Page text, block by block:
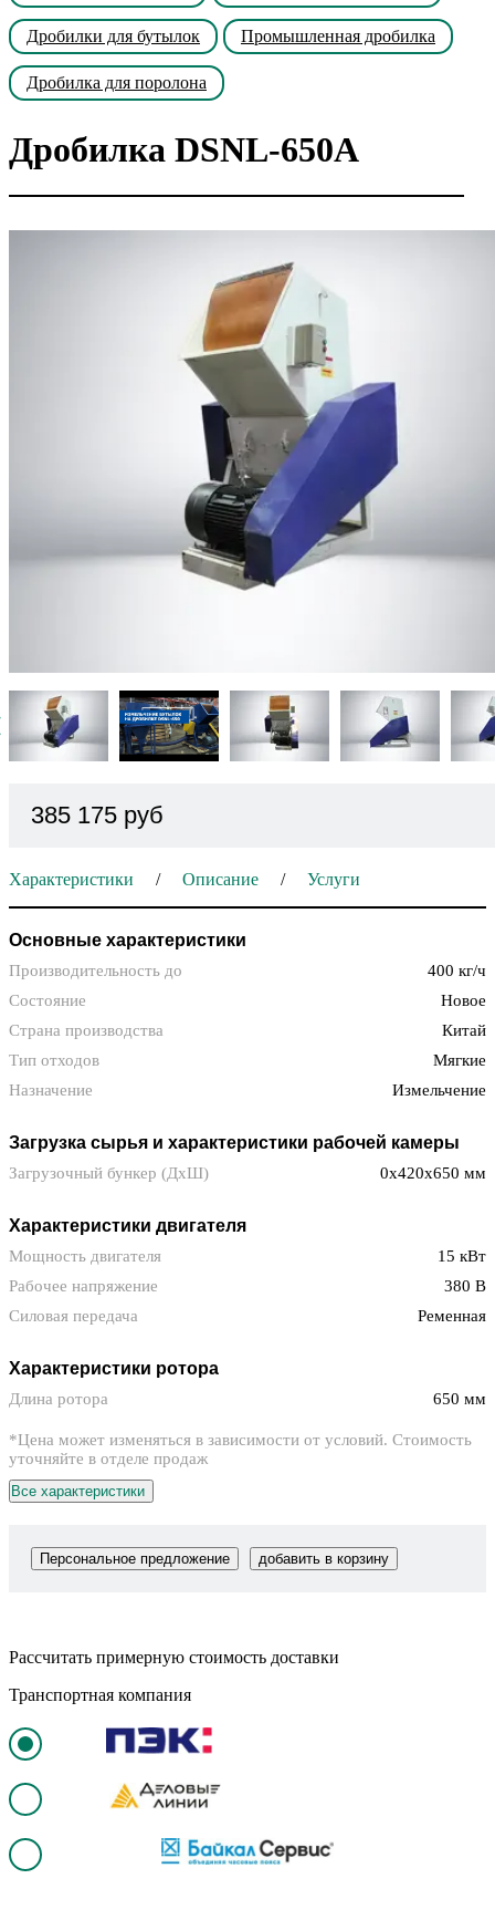
Дробилки для бутылок Промышленная дробилка
Дробилка для поролона
Дробилка DSNL-650A
385 175 руб
Характеристики Описание Услуги
Основные характеристики
Производительность до
400 кг/ч
Состояние
Новое
Страна производства
Китай
Тип отходов
Мягкие
Назначение
Измельчение
Загрузка сырья и характеристики рабочей камеры
Загрузочный бункер (ДхШ) 0x420x650 мм
Характеристики двигателя
Мощность двигателя
15 кВт
Рабочее напряжение
380 В
Силовая передача
Ременная
Характеристики ротора
Длина ротора 650 мм
*Цена может изменяться в зависимости от условий. Стоимость
уточняйте в отделе продаж
Все характеристики
Персональное предложение добавить в корзину
Рассчитать примерную стоимость доставки
Транспортная компания